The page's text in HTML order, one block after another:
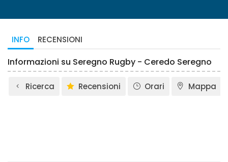
INFO RECENSIONI
Informazioni su Seregno Rugby - Ceredo Seregno
Ricerca Recensioni Orari Mappa